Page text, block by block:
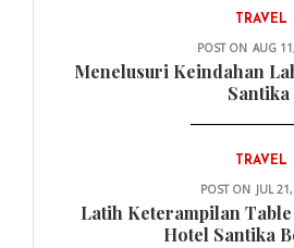
TRAVEL
POST ON AUG
Menelusuri Keindahan
Santika
TRAVEL
POST ON JUL
Latih Keterampilan
Hotel Santika